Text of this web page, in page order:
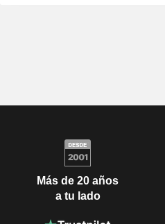
Más de 20 años
a tu lado